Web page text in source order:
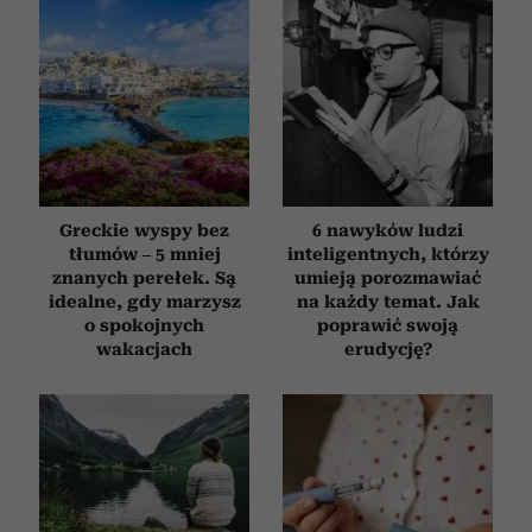
Greckie wyspy bez
tłumów – 5 mniej
znanych perełek. Są
idealne, gdy marzysz
o spokojnych
wakacjach
6 nawyków ludzi
inteligentnych, którzy
umieją porozmawiać
na każdy temat. Jak
poprawić swoją
erudycję?